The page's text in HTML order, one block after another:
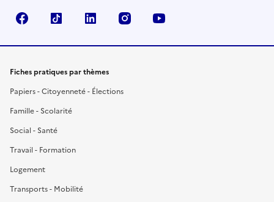
FacebookTikTok LinkedIn Instagram
Fiches pratiques par thèmes
Papiers - Citoyenneté - Élections
Famille - Scolarité
Social - Santé
Travail - Formation
Logement
Transports - Mobilité